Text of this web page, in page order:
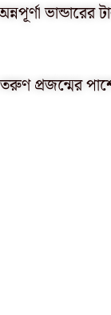
ভান্ডারের
প্রজন্মের